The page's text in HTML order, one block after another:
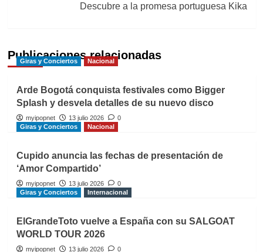
Descubre a la promesa portuguesa Kika
Publicaciones relacionadas
Giras y Conciertos Nacional
Arde Bogotá conquista festivales como Bigger
Splash y desvela detalles de su nuevo disco
myipopnet 13 julio 2026
0
Giras y Conciertos
Nacional
Cupido anuncia las fechas de presentación de
‘Amor Compartido’
myipopnet 13 julio 2026
0
Giras y Conciertos
Internacional
ElGrandeToto vuelve a España con su SALGOAT
WORLD TOUR 2026
myipopnet 13 julio 2026 0